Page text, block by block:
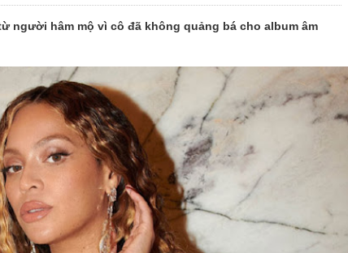
người hâm mộ vì cô đã không quảng bá cho album âm